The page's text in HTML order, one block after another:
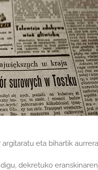
eta bihartik
dekretuko